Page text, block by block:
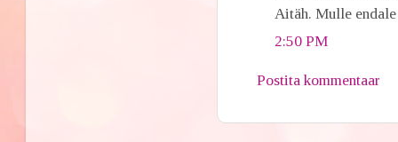
Aitäh. Mulle
2:50 PM
Postita kommentaar